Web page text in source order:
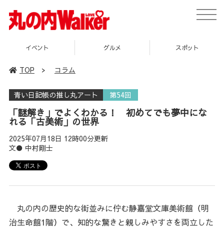
toggle
グルメ スポット 企画
TOP > コラム
青い日記帳の推し丸アート 第54回
「謎解き」でよくわかる！ 初めてでも夢中にな
れる「古美術」の世界
2025年07月18日 12時00分更新
文● 中村剛士
丸の内の歴史的な街並みに佇む静嘉堂文庫美術館（明
治生命館1階）で、知的な驚きと親しみやすさを両立した